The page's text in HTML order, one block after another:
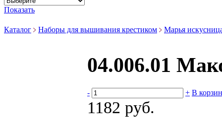
Показать
Каталог Наборы для вышивания крестиком Марья
04.006.01
- + В
1182 руб.